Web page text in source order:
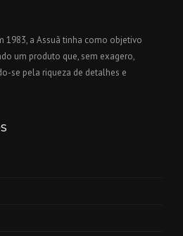
1983, a Assuã tinha como objetivo
um produto que, sem exagero,
se pela riqueza de detalhes e